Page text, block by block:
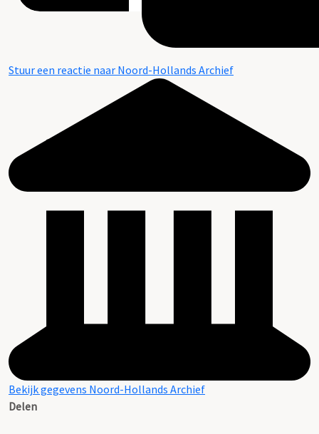
Stuur een reactie naar Noord-Hollands Archief
Bekijk gegevens Noord-Hollands Archief
Delen